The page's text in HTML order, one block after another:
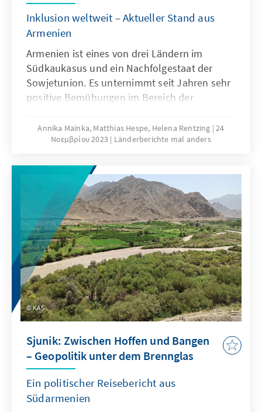
Inklusion weltweit – Aktueller Stand aus
Armenien
Armenien ist eines von drei Ländern im
Südkaukasus und ein Nachfolgestaat der
Sowjetunion. Es unternimmt seit Jahren sehr
positive Bemühungen im Bereich der
davon, eine inklusive Gesellschaft zu sein. In
Zusammenarbeit mit dem Büro der
Armenien, erstellte die Konrad-Adenauer-
Stiftung im Südkaukasus im letzten Jahr eine
Studie zu den Hürden für Menschen mit
Behinderungen in Armenien.
Annika Mainka, Matthias Hespe, Helena Rentzing 24
Νοεμβρίου 2023
Länderberichte mal anders
KAS
Sjunik: Zwischen Hoffen und Bangen
– Geopolitik unter dem Brennglas
Ein politischer Reisebericht aus
Südarmenien